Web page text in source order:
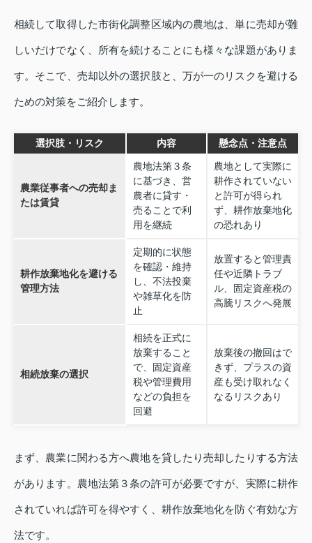
相続して取得した市街化調整区域内の農地は、単に売却が難
しいだけでなく、所有を続けることにも様々な課題がありま
す。そこで、売却以外の選択肢と、万が一のリスクを避ける
ための対策をご紹介します。
選択肢・リスク 内容 懸念点・注意点
農業従事者への売却ま
たは賃貸
農地法第３条
に基づき、営
農者に貸す・
売ることで利
用を継続
農地として実際に
耕作されていない
と許可が得られ
ず、耕作放棄地化
の恐れあり
耕作放棄地化を避ける
管理方法
定期的に状態
を確認・維持
し、不法投棄
や雑草化を防
止
放置すると管理責
任や近隣トラブ
ル、固定資産税の
高騰リスクへ発展
相続放棄の選択
相続を正式に
放棄すること
で、固定資産
税や管理費用
などの負担を
回避
放棄後の撤回はで
きず、プラスの資
産も受け取れなく
なるリスクあり
まず、農業に関わる方へ農地を貸したり売却したりする方法
があります。農地法第３条の許可が必要ですが、実際に耕作
されていれば許可を得やすく、耕作放棄地化を防ぐ有効な方
法です。